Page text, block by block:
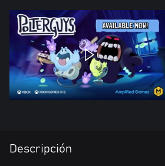
Descripción